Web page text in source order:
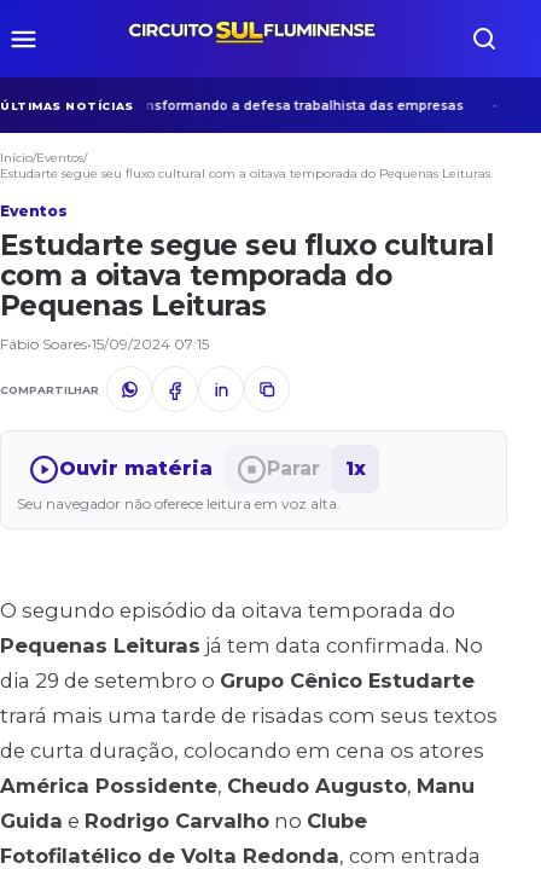
ÚLTIMAS NOTÍCIAS
que vem transformando a defesa trabalhista das empresas
Início/Eventos/
Estudarte segue seu fluxo cultural com a oitava temporada do Pequenas Leituras
Eventos
Estudarte segue seu fluxo cultural
com a oitava temporada do
Pequenas Leituras
Fábio Soares•15/09/2024 07:15
COMPARTILHAR
Ouvir matéria Parar 1x
Seu navegador não oferece leitura em voz alta.
O segundo episódio da oitava temporada do
Pequenas Leituras já tem data confirmada. No
dia 29 de setembro o Grupo Cênico Estudarte
trará mais uma tarde de risadas com seus textos
de curta duração, colocando em cena os atores
América Possidente, Cheudo Augusto, Manu
Guida e Rodrigo Carvalho no Clube
Fotofilatélico de Volta Redonda, com entrada